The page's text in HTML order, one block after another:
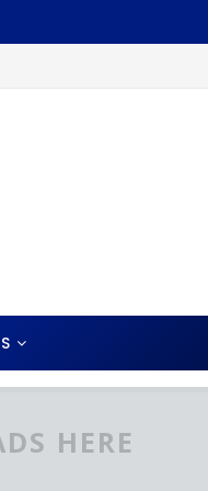
HERE